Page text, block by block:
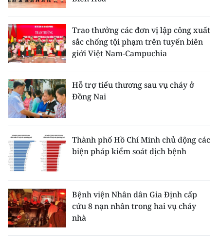
Trao thưởng các đơn vị lập công xuất
sắc chống tội phạm trên tuyến biên
giới Việt Nam-Campuchia
Hỗ trợ tiểu thương sau vụ cháy ở
Đồng Nai
Thành phố Hồ Chí Minh chủ động các
biện pháp kiểm soát dịch bệnh
Bệnh viện Nhân dân Gia Định cấp
cứu 8 nạn nhân trong hai vụ cháy
nhà